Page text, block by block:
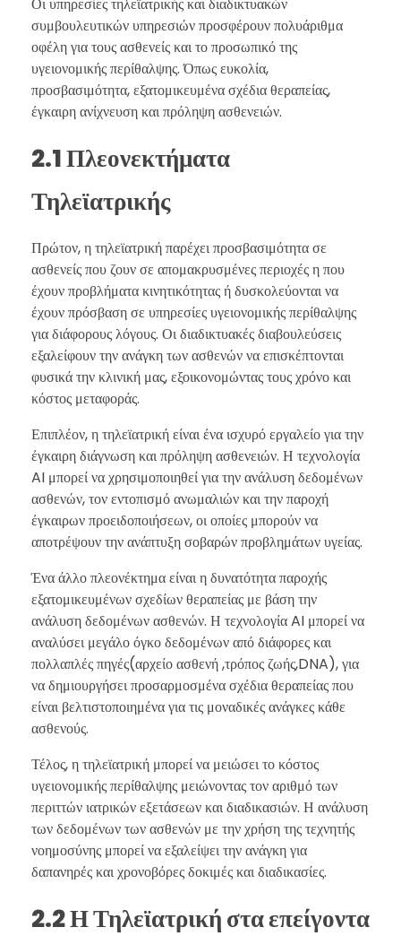
συμβουλευτικών υπηρεσιών προσφέρουν πολυάριθμα
οφέλη για τους ασθενείς και το προσωπικό της
υγειονομικής περίθαλψης. Όπως ευκολία,
προσβασιμότητα, εξατομικευμένα σχέδια θεραπείας,
έγκαιρη ανίχνευση και πρόληψη ασθενειών.
2.1 Πλεονεκτήματα
Τηλεϊατρικής
Πρώτον, η τηλεϊατρική παρέχει προσβασιμότητα σε
ασθενείς που ζουν σε απομακρυσμένες περιοχές η που
έχουν προβλήματα κινητικότητας ή δυσκολεύονται να
έχουν πρόσβαση σε υπηρεσίες υγειονομικής περίθαλψης
για διάφορους λόγους. Οι διαδικτυακές διαβουλεύσεις
εξαλείφουν την ανάγκη των ασθενών να επισκέπτονται
φυσικά την κλινική μας, εξοικονομώντας τους χρόνο και
κόστος μεταφοράς.
Επιπλέον, η τηλεϊατρική είναι ένα ισχυρό εργαλείο για την
έγκαιρη διάγνωση και πρόληψη ασθενειών. Η τεχνολογία
AI μπορεί να χρησιμοποιηθεί για την ανάλυση δεδομένων
ασθενών, τον εντοπισμό ανωμαλιών και την παροχή
έγκαιρων προειδοποιήσεων, οι οποίες μπορούν να
αποτρέψουν την ανάπτυξη σοβαρών προβλημάτων υγείας.
Ένα άλλο πλεονέκτημα είναι η δυνατότητα παροχής
εξατομικευμένων σχεδίων θεραπείας με βάση την
ανάλυση δεδομένων ασθενών. Η τεχνολογία AI μπορεί να
αναλύσει μεγάλο όγκο δεδομένων από διάφορες και
πολλαπλές πηγές(αρχείο ασθενή ,τρόπος ζωής,DNA), για
να δημιουργήσει προσαρμοσμένα σχέδια θεραπείας που
είναι βελτιστοποιημένα για τις μοναδικές ανάγκες κάθε
ασθενούς.
Τέλος, η τηλεϊατρική μπορεί να μειώσει το κόστος
υγειονομικής περίθαλψης μειώνοντας τον αριθμό των
περιττών ιατρικών εξετάσεων και διαδικασιών. Η ανάλυση
των δεδομένων των ασθενών με την χρήση της τεχνητής
νοημοσύνης μπορεί να εξαλείψει την ανάγκη για
δαπανηρές και χρονοβόρες δοκιμές και διαδικασίες.
2.2 Η Τηλεϊατρική στα επείγοντα